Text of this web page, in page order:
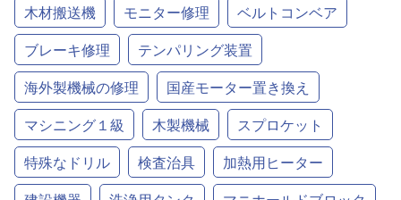
木材搬送機
モニター修理
ベルトコンベア
ブレーキ修理
テンパリング装置
海外製機械の修理
国産モーター置き換え
マシニング１級
木製機械
スプロケット
特殊なドリル
検査治具
加熱用ヒーター